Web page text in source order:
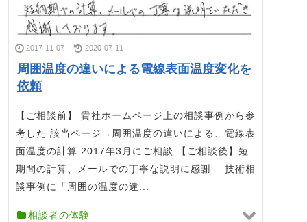
2017-11-07 2020-07-11
周囲温度の違いによる電線表面温度変化を
依頼
【ご相談前】 貴社ホームページ上の相談事例から参
考した 該当ページ→周囲温度の違いによる、電線表
面温度の計算 2017年3月にご相談 【ご相談後】短
期間の計算、メールでの丁寧な説明に感謝 技術相
談事例に「周囲の温度の違...
相談者の体験